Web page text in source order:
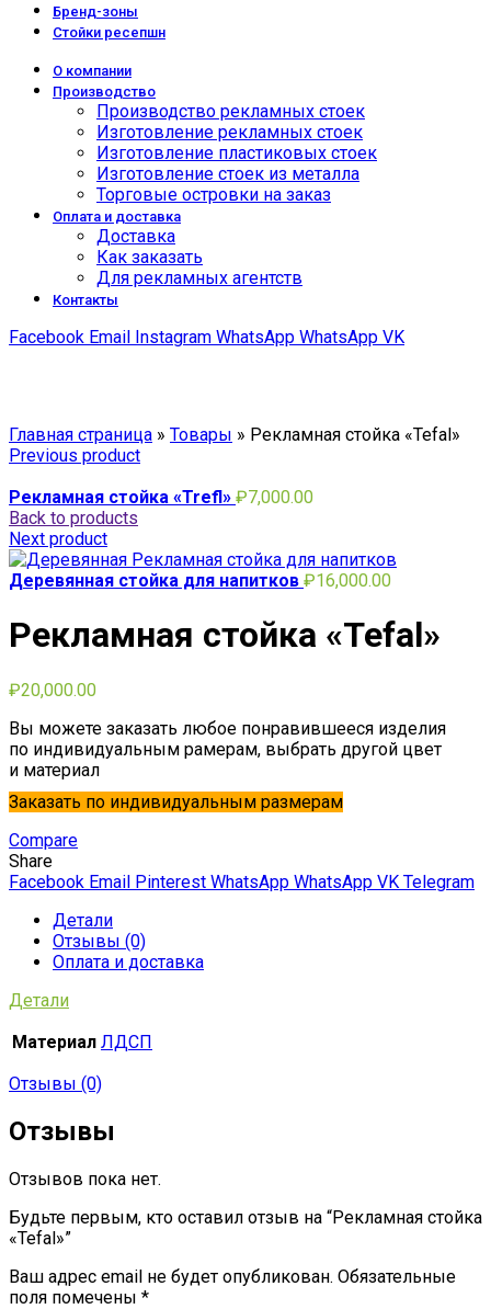
Бренд-зоны
Стойки ресепшн
О компании
Производство
Производство рекламных стоек
Изготовление рекламных стоек
Изготовление пластиковых стоек
Изготовление стоек из металла
Торговые островки на заказ
Оплата и доставка
Доставка
Как заказать
Для рекламных агентств
Контакты
Facebook Email Instagram WhatsApp WhatsApp VK
Главная страница » Товары » Рекламная стойка «Tefal»
Previous product
Рекламная стойка «Trefl» ₽7,000.00
Back to products
Next product
Деревянная стойка для напитков ₽16,000.00
Рекламная стойка «Tefal»
₽20,000.00
Вы можете заказать любое понравившееся изделия
по индивидуальным рамерам, выбрать другой цвет
и материал
Заказать по индивидуальным размерам
Compare
Share
Facebook Email Pinterest WhatsApp WhatsApp VK Telegram
Детали
Отзывы (0)
Оплата и доставка
Детали
Материал ЛДСП
Отзывы (0)
Отзывы
Отзывов пока нет.
Будьте первым, кто оставил отзыв на “Рекламная стойка
«Tefal»”
Ваш адрес email не будет опубликован. Обязательные
поля помечены *